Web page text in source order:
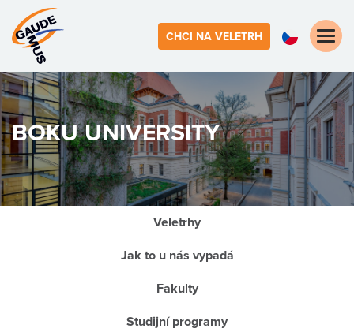
CHCI NA VELETRH
Toggle
BOKU UNIVERSITY
Veletrhy
Jak to u nás vypadá
Fakulty
Studijní programy